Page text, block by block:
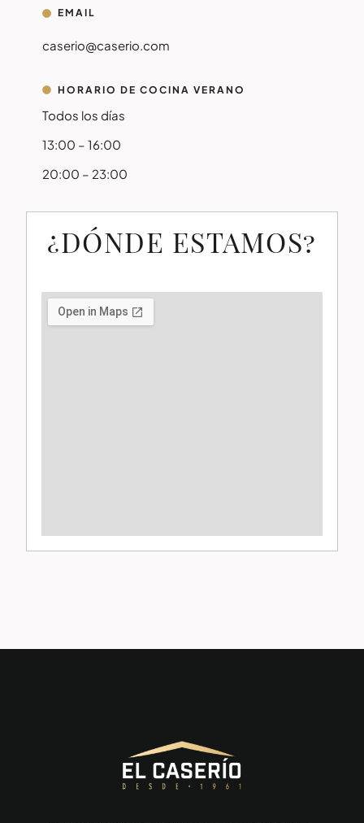
EMAIL
caserio@caserio.com
HORARIO DE COCINA VERANO
Todos los días
13:00 – 16:00
20:00 – 23:00
¿DÓNDE ESTAMOS?